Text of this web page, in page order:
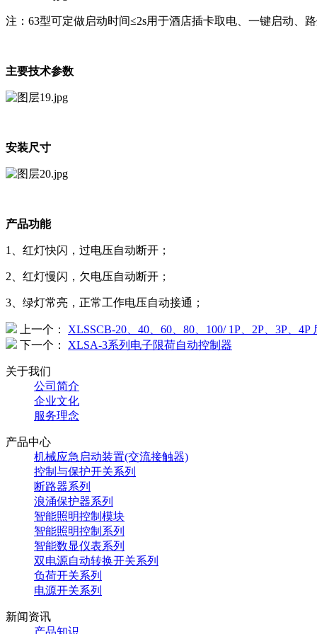
注：63型可定做启动时间≤2s⽤于酒店插卡取电、⼀键启动、路
主要技术参数
安装尺⼨
产品功能
1、红灯快闪，过电压⾃动断开；
2、红灯慢闪，⽋电压⾃动断开；
3、绿灯常亮，正常⼯作电压⾃动接通；
上一个：
XLSSCB-20、40、60、80、100/ 1P、2P、3P、4P
下一个：
XLSA-3系列电⼦限荷⾃动控制器
关于我们
公司简介
企业文化
服务理念
产品中心
机械应急启动装置(交流接触器)
控制与保护开关系列
断路器系列
浪涌保护器系列
智能照明控制模块
智能照明控制系列
智能数显仪表系列
双电源自动转换开关系列
负荷开关系列
电源开关系列
新闻资讯
产品知识